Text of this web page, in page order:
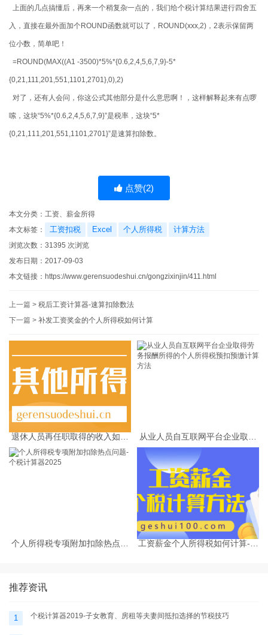
上面的几点搞懂后，再来一个稍复杂一点的，我们给个税计算结果进行四舍五
入，直接在最外面加个ROUND函数就可以了，ROUND(xxx,2)，2表示保留两
位小数，简单吧！
=ROUND(MAX((A1 -3500)*5%*{0.6,2,4,5,6,7,9}-5*
{0,21,111,201,551,1101,2701},0),2)
对了，还有人会问，你这公式其他部分是什么意思啊！，这样解释起来有点啰
嗦，这块“5%*{0.6,2,4,5,6,7,9}”是税率，这块“5*
{0,21,111,201,551,1101,2701}”是速算扣除数。
点赞(2)
本文分类： 工资、薪金所得
本文标签：
工资扣税 Excel 个人所得税 计算方法
浏览次数： 31395 次浏览
发布日期：2017-09-03
本文链接： https://www.gerensuodeshui.cn/gongzixinjin/411.html
上一篇 > 税后工资计算器-速算扣除数法
下一篇 > 补发工资奖金的个人所得税如何计算
退休人员再任职取得的收入如何
从业人员自互联网平台企业取得
劳务报酬所得的个人所得税预扣
预缴计算方法
个人所得税专项附加扣除热点问
工资薪金个人所得税如何计算-个
推荐资讯
1 个税计算器2019-子女教育、房租等夫妻间抵扣选择的节税技巧